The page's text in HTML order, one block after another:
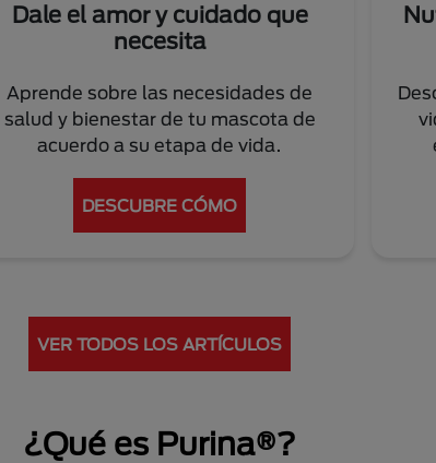
Dale el amor y cuidado que
necesita
Aprende sobre las necesidades de
salud y bienestar de tu mascota de
acuerdo a su etapa de vida.
DESCUBRE CÓMO
VER TODOS LOS ARTÍCULOS
¿Qué es Purina®?